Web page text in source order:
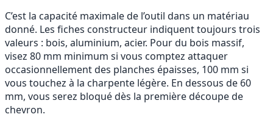
C’est la capacité maximale de l’outil dans un matériau
donné. Les fiches constructeur indiquent toujours trois
valeurs : bois, aluminium, acier. Pour du bois massif,
visez 80 mm minimum si vous comptez attaquer
occasionnellement des planches épaisses, 100 mm si
vous touchez à la charpente légère. En dessous de 60
mm, vous serez bloqué dès la première découpe de
chevron.